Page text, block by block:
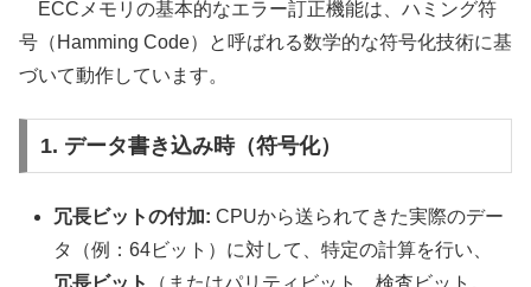
ECCメモリの基本的なエラー訂正機能は、ハミング符
号（Hamming Code）と呼ばれる数学的な符号化技術に基
づいて動作しています。
1. データ書き込み時（符号化）
冗長ビットの付加: CPUから送られてきた実際のデー
タ（例：64ビット）に対して、特定の計算を行い、
冗長ビット
（またはパリティビット、検査ビット。